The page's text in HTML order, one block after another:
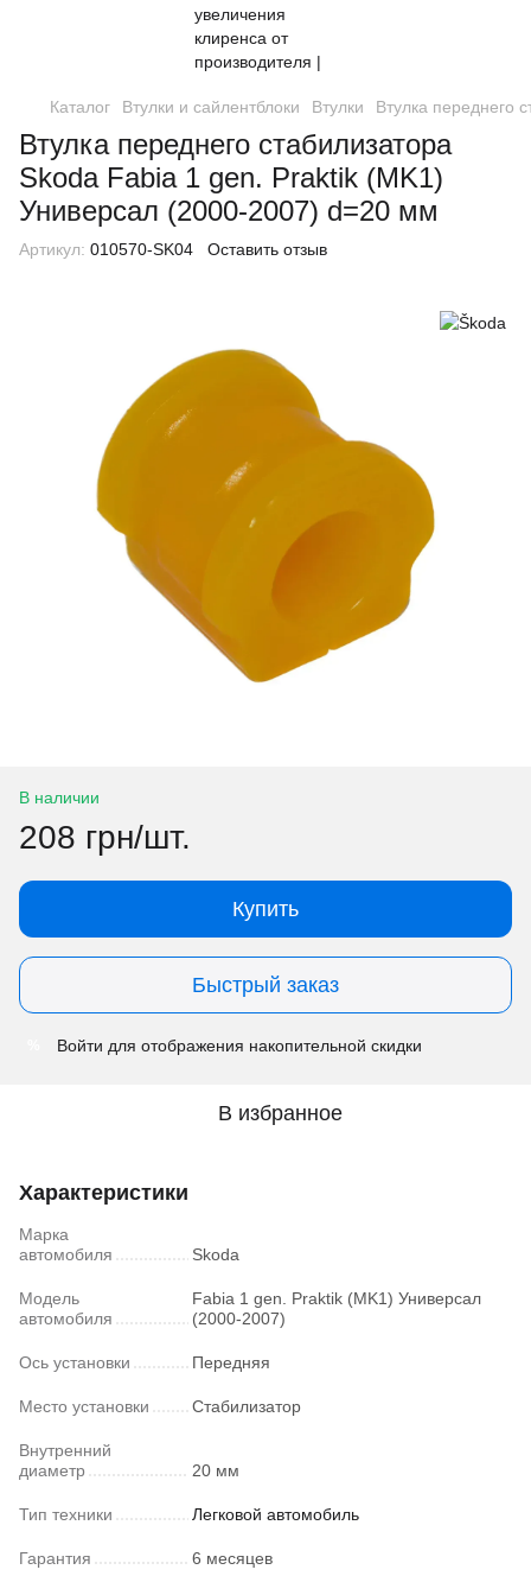
Каталог Втулки и сайлентблоки Втулки Втулка переднего
Втулка переднего стабилизатора
Skoda Fabia 1 gen. Praktik (MK1)
Универсал (2000-2007) d=20 мм
Артикул: 010570-SK04 Оставить отзыв
В наличии
208 грн/шт.
Купить
Быстрый заказ
Войти для отображения накопительной скидки
В избранное
Характеристики
Марка
автомобиля
Skoda
Модель
автомобиля
Fabia 1 gen. Praktik (MK1) Универсал
(2000-2007)
Ось установки Передняя
Место установки Стабилизатор
Внутренний
диаметр
20 мм
Тип техники Легковой автомобиль
Гарантия 6 месяцев